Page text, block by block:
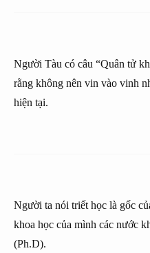
Người Tàu có câu “Quân tử
rằng không nên vin vào vinh
hiện tại.
Người ta nói triết học là gốc
khoa học của mình các nước
(Ph.D).